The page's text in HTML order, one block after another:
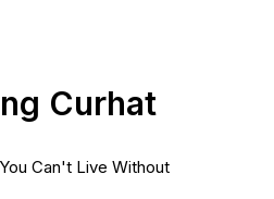
Curhat
Can't Live Without